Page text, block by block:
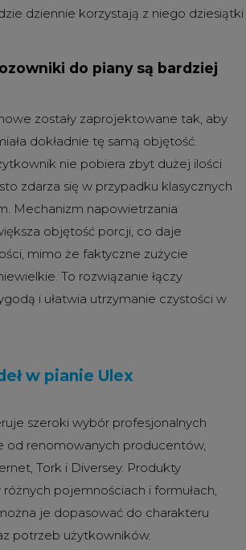
dziennie korzystają z niego
do piany są bardziej
zostały zaprojektowane tak, aby
dokładnie tę samą objętość.
nie pobiera zbyt dużej ilości
zdarza się w przypadku klasycznych
Mechanizm napowietrzania
objętość porcji, co daje
mimo że faktyczne zużycie
To rozwiązanie łączy
i ułatwia utrzymanie czystości w
w pianie Ulex
szeroki wybór profesjonalnych
od renomowanych producentów,
Tork i Diversey. Produkty
pojemnościach i formułach,
je dopasować do charakteru
potrzeb użytkowników.